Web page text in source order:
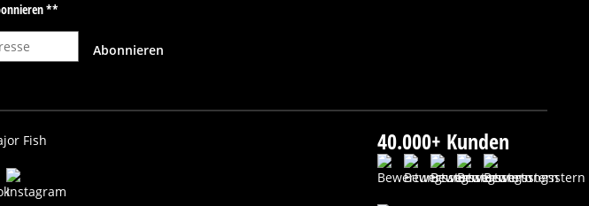
**
Abonnieren
40.000+ Kunden